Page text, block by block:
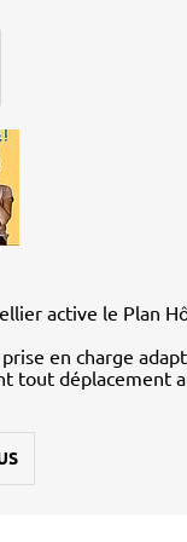
active le Plan
en charge
tout déplacement